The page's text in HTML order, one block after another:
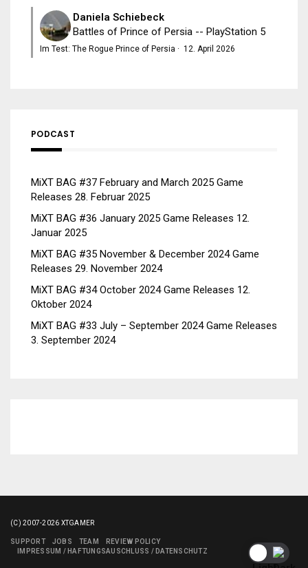
Daniela Schiebeck
Battles of Prince of Persia -- PlayStation 5
Im Test: The Rogue Prince of Persia · 12. April 2026
PODCAST
MiXT BAG #37 February and March 2025 Game
Releases 28. Februar 2025
MiXT BAG #36 January 2025 Game Releases 12.
Januar 2025
MiXT BAG #35 November & December 2024 Game
Releases 29. November 2024
MiXT BAG #34 October 2024 Game Releases 12.
Oktober 2024
MiXT BAG #33 July – September 2024 Game Releases
3. September 2024
(C) 2007-2026 XTGAMER
SUPPORT JOBS TEAM
REVIEW POLICY
IMPRESSUM / HAFTUNGSAUSCHLUSS / DATENSCHUTZ